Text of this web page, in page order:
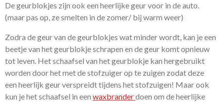
De geurblokjes zijn ook een heerlijke geur voor in de auto.
(maar pas op, ze smelten in de zomer/ bij warm weer)
Zodra de geur van de geurblokjes wat minder wordt, kan je een
beetje van het geurblokje schrapen en de geur komt opnieuw
tot leven. Het schaafsel van het geurblokje kan hergebruikt
worden door het met de stofzuiger op te zuigen zodat deze
een heerlijk geur verspreidt tijdens het stofzuigen! Maar ook
kun je het schaafsel in een waxbranderdoen om de heerlijke